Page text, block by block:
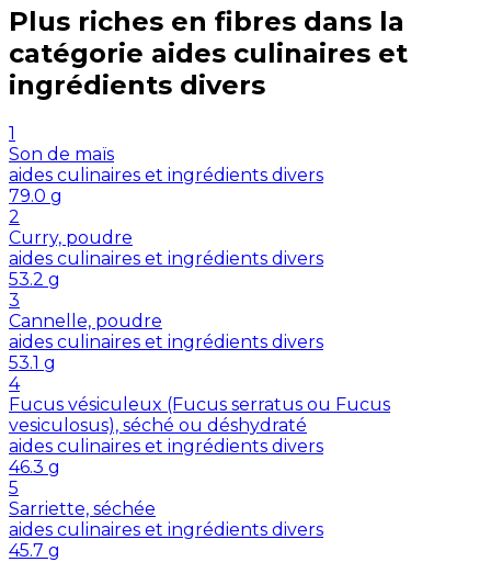
Plus riches en fibres dans la
catégorie aides culinaires et
ingrédients divers
1
Son de maïs
aides culinaires et ingrédients divers
79.0 g
2
Curry, poudre
aides culinaires et ingrédients divers
53.2 g
3
Cannelle, poudre
aides culinaires et ingrédients divers
53.1 g
4
Fucus vésiculeux (Fucus serratus ou Fucus
vesiculosus), séché ou déshydraté
aides culinaires et ingrédients divers
46.3 g
5
Sarriette, séchée
aides culinaires et ingrédients divers
45.7 g